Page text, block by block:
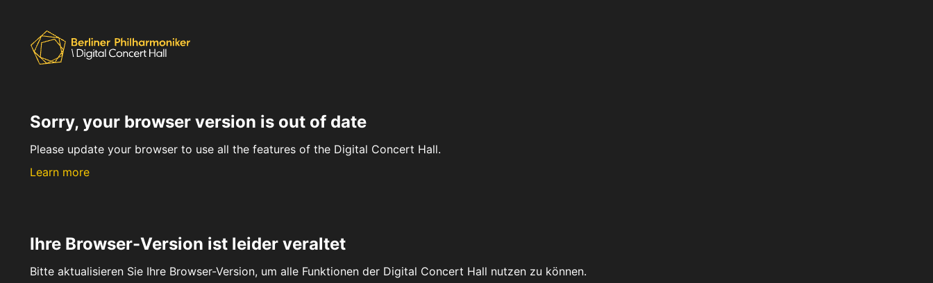
Sorry, your browser version is out of date
Please update your browser to use all the features of the Digital Concert Hall.
Learn more
Ihre Browser-Version ist leider veraltet
Bitte aktualisieren Sie Ihre Browser-Version, um alle Funktionen der Digital Concert Hall nutzen zu können.